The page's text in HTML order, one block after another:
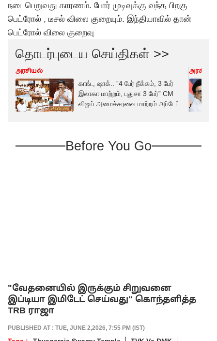
நடைபெறுவது காரணம். போர் முடிவுக்கு வந்த பிறகு
பெட்ரோல் , டீசல் விலை குறையும். இந்தியாவில் தான்
பெட்ரோல் விலை குறைவு
தொடர்புடைய செய்திகள் >>
அரசியல்
காங்., ஷாக்.. ”4 பேர் நீக்கம், 3 பேர்
இலாகா மாற்றம், புதுசா 3 பேர்” CM
விஜய் அமைச்சரவை மாற்றம் அப்டேட்
அரசியல்
Before You Go
"வேதனையில் இருக்கும் சிறுவனை
இப்டியா இமிடேட் செய்வது" கொந்தளித்த
TRB ராஜா
PUBLISHED AT : TUE, JUNE 2,2026, 7:55 PM (IST)